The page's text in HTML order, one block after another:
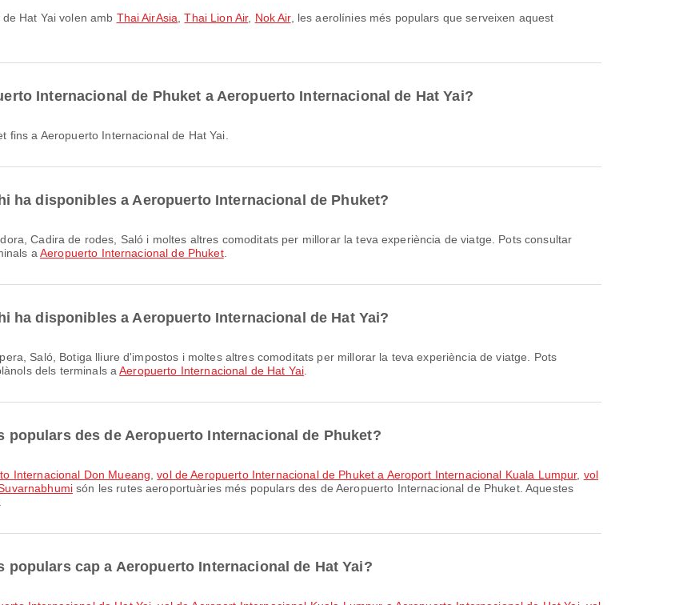
Hat Yai volen amb Thai AirAsia ,Thai Lion Air, Nok Air, les aerolínies més populars que serveixen aquest
Internacional de Phuket a Aeropuerto Internacional de Hat Yai?
fins a Aeropuerto Internacional de Hat Yai.
ha disponibles a Aeropuerto Internacional de Phuket?
a Aeropuerto Internacional de Phuket.
ha disponibles a Aeropuerto Internacional de Hat Yai?
dels terminals aAeropuerto Internacional de Hat Yai
des de Aeropuerto Internacional de Phuket?
Internacional Don Mueang ,vol de Aeropuerto Internacional de Phuket a Aeroport Internacional Kuala Lumpur, vol
són les rutes aeroportuàries més populars des de Aeropuerto Internacional de Phuket. Aquestes
cap a Aeropuerto Internacional de Hat Yai?